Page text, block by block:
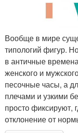
Вообще в мире
типологий фигур.
в античные
женского и
песочные часы, а
плечами и узкими
просто фиксируют,
отклонение от